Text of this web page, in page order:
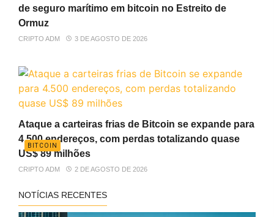
de seguro marítimo em bitcoin no Estreito de
Ormuz
CRIPTO ADM 3 DE AGOSTO DE 2026
BITCOIN
Ataque a carteiras frias de Bitcoin se expande para
4.500 endereços, com perdas totalizando quase
US$ 89 milhões
CRIPTO ADM 2 DE AGOSTO DE 2026
NOTÍCIAS RECENTES